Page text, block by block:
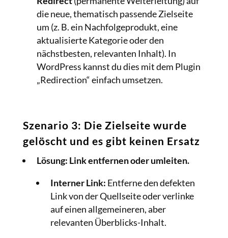
die neue, thematisch passende Zielseite
um (z. B. ein Nachfolgeprodukt, eine
aktualisierte Kategorie oder den
nächstbesten, relevanten Inhalt). In
WordPress kannst du dies mit dem Plugin
„Redirection“ einfach umsetzen.
Szenario 3: Die Zielseite wurde
gelöscht und es gibt keinen Ersatz
Lösung: Link entfernen oder umleiten.
Interner Link: Entferne den defekten
Link von der Quellseite oder verlinke
auf einen allgemeineren, aber
relevanten Überblicks-Inhalt.